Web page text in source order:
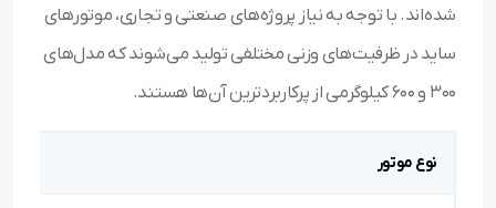
شده‌اند. با توجه به نیاز پروژه‌های صنعتی و تجاری، موتورهای
ساید در ظرفیت‌های وزنی مختلفی تولید می‌شوند که مدل‌های
۳۰۰ و ۶۰۰ کیلوگرمی از پرکاربردترین آن‌ها هستند.
نوع موتور